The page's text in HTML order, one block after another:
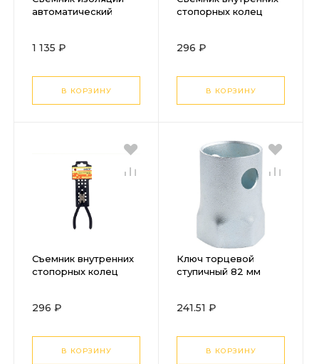
автоматический
1 135 ₽
В КОРЗИНУ
стопорных колец
296 ₽
В КОРЗИНУ
Съемник внутренних
стопорных колец
296 ₽
В КОРЗИНУ
Ключ торцевой
ступичный 82 мм
241.51 ₽
В КОРЗИНУ